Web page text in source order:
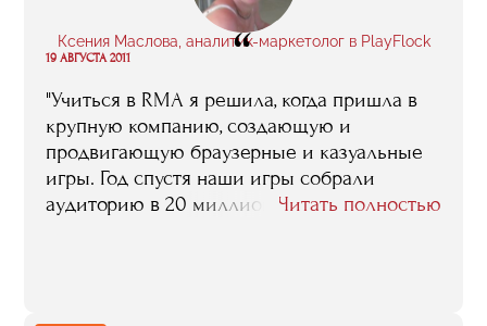
Ксения Маслова, аналитик-маркетолог в PlayFlock
“
19 АВГУСТА 2011
"Учиться в RMA я решила, когда пришла в
крупную компанию, создающую и
продвигающую браузерные и казуальные
игры. Год спустя наши игры собрали
аудиторию в 20 миллионов человек в 7
Читать полностью